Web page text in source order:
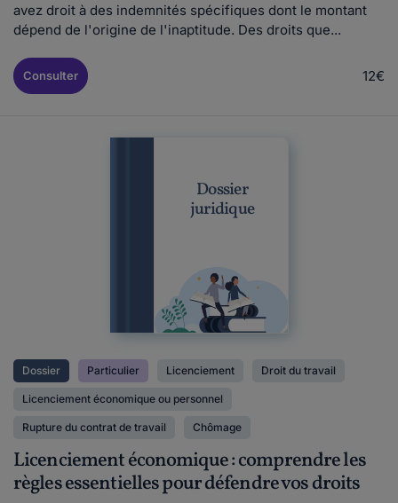
avez droit à des indemnités spécifiques dont le montant
dépend de l'origine de l'inaptitude. Des droits que...
Consulter 12€
Dossier
juridique
Dossier Particulier Licenciement Droit du travail
Licenciement économique ou personnel
Rupture du contrat de travail Chômage
Licenciement économique : comprendre les
règles essentielles pour défendre vos droits